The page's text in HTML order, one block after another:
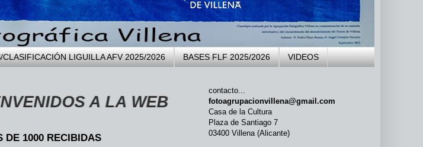
CLASIFICACIÓN LIGUILLA AFV 2025/2026 BASES FLF 2025/2026 VIDEOS
A LA WEB DE LA AGRUPACIÓN FOTOGRÁFICA
DE 1000 RECIBIDAS
contacto...
fotoagrupacionvillena@gmail.com
Casa de la Cultura
Plaza de Santiago 7
03400 Villena (Alicante)